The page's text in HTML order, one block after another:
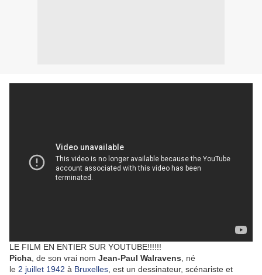
LE FILM EN ENTIER SUR YOUTUBE!!!!!!
Picha , de son vrai nom Jean-Paul Walravens , né
le 2 juillet 1942 à Bruxelles , est un dessinateur, scénariste et